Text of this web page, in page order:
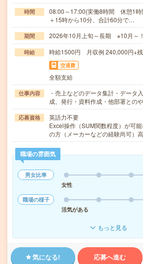
時間
08:00～17:00(実働8時間 休憩1時
＋15時から10分、合計60分で…
期間 2026年10月上旬～長期 ※10月～！
時給 時給1500円 月収例 240,000円+
交通費
全額支給
仕事内容
・売上などのデータ集計・データ
成、発行・資料作成・他部署と
応募資格
英語力不要
Excel操作（SUM関数程度）が可
の方（メーカーなどの経験尚可）
職場の雰囲気
男女比率
女性
職場の様子
活気がある
もっと見る
気になる! 応募へ進む